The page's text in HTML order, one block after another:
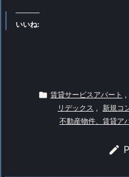
いいね:
 賃貸サービスアパート ,
リデックス , 新規コ
不動産物件、賃貸ア
